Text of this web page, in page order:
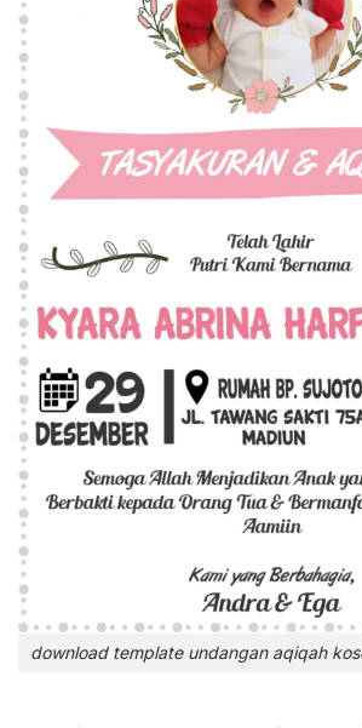
download template undangan aqiqah